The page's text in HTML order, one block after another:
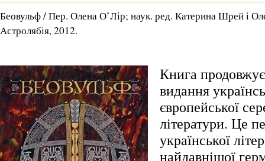
Беовульф / Пер. Олена О’Лір; наук. ред. Катерина Шрей і
Астролябія, 2012.
Книга
видання
європейської
літератури. Це
української
найдавнішої